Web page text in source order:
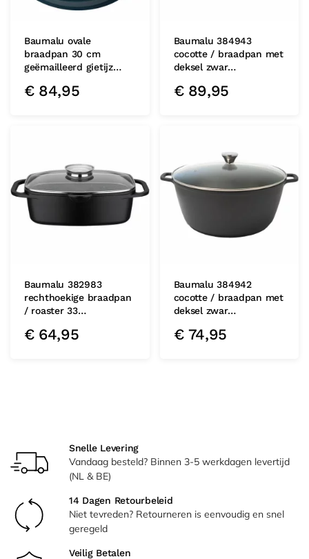
Baumalu ovale
braadpan 30 cm
geëmailleerd gietijz…
€84,95
Baumalu 384943
cocotte / braadpan met
deksel zwar…
€89,95
Baumalu 382983
rechthoekige braadpan
/ roaster 33…
€64,95
Baumalu 384942
cocotte / braadpan met
deksel zwar…
€74,95
Snelle Levering
Vandaag besteld? Binnen 3-5 werkdagen levertijd
(NL & BE)
14 Dagen Retourbeleid
Niet tevreden? Retourneren is eenvoudig en snel
geregeld
Veilig Betalen